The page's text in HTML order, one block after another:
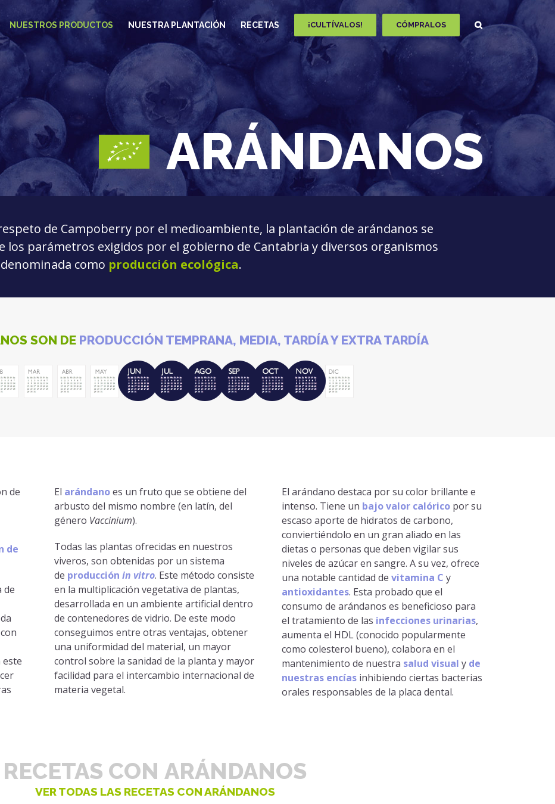
NUESTROS PRODUCTOS NUESTRA PLANTACIÓN RECETAS ¡CULTÍVALOS! CÓMPRALOS
ARÁNDANOS
de Campoberry por el medioambiente, la plantación de arándanos se
los parámetros exigidos por el gobierno de Cantabria y diversos organismos
como producción ecológica.
SON DE PRODUCCIÓN TEMPRANA, MEDIA, TARDÍA Y EXTRA TARDÍA
de
de
de
este
El arándanoes un fruto que se obtiene del
arbusto del mismo nombre (en latín, del
género Vaccinium).
Todas las plantas ofrecidas en nuestros
viveros, son obtenidas por un sistema
de producciónin vitro. Este método consiste
en la multiplicación vegetativa de plantas,
desarrollada en un ambiente artificial dentro
de contenedores de vidrio. De este modo
conseguimos entre otras ventajas, obtener
una uniformidad del material, un mayor
control sobre la sanidad de la planta y mayor
facilidad para el intercambio internacional de
materia vegetal.
El arándano destaca por su color brillante e
intenso. Tiene un bajo valor calóricopor su
escaso aporte de hidratos de carbono,
conviertiéndolo en un gran aliado en las
dietas o personas que deben vigilar sus
niveles de azúcar en sangre. A su vez, ofrece
una notable cantidad de vitamina C y
antioxidantes. Esta probado que el
consumo de arándanos es beneficioso para
el tratamiento de las infecciones urinarias,
aumenta el HDL (conocido popularmente
como colesterol bueno), colabora en el
mantenimiento de nuestra salud visual y de
nuestras encíasinhibiendo ciertas bacterias
orales responsables de la placa dental.
RECETAS CON ARÁNDANOS
VER TODAS LAS RECETAS CON ARÁNDANOS